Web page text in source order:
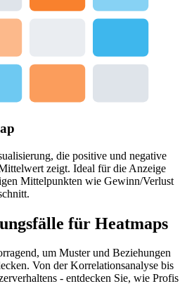
die positive und negative
zeigt. Ideal für die Anzeige
Mittelpunkten wie Gewinn/Verlust
für Heatmaps
um Muster und Beziehungen
Von der Korrelationsanalyse bis
- entdecken Sie, wie Profis